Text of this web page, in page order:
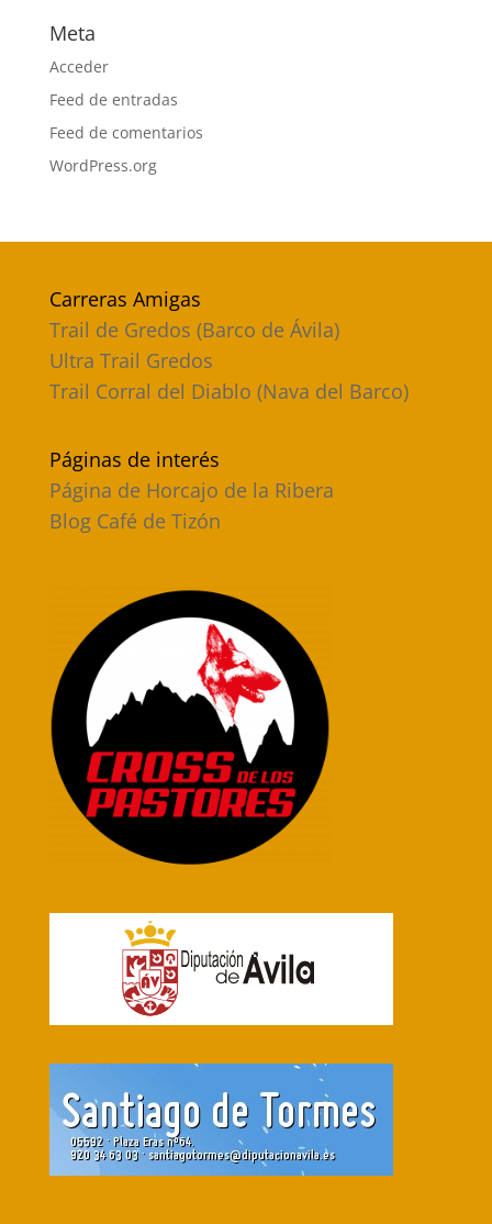
Meta
Acceder
Feed de entradas
Feed de comentarios
WordPress.org
Carreras Amigas
Trail de Gredos (Barco de Ávila)
Ultra Trail Gredos
Trail Corral del Diablo (Nava del Barco)
Páginas de interés
Página de Horcajo de la Ribera
Blog Café de Tizón